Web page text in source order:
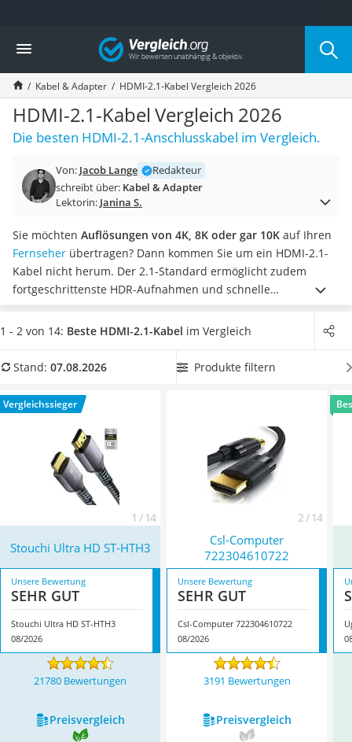
Die beliebtesten Vergleiche nach Kategorie
Elektronik
Powerstation
Monitor 32 Zoll 4K
Fernseher
Drucker
Desktop-PC
Diascanner
Laser-Multifunktionsdrucker
Powerstation mit Solarpanel
Gaming-PC
Soundbar
17-Zoll-Laptop
Satellitenschüssel
Gaming-Headset
Tablets unter 200 Euro
Lichtwecker
Acer Aspire
Vergleich
Kabel & Adapter HDMI-2.1-Kabel Vergleich 2026
HDMI-2.1-Kabel Vergleich 2026
Die besten HDMI-2.1-Anschlusskabel im Vergleich.
Von: Jacob Lange
Redakteur
schreibt über: Kabel & Adapter
Lektorin: Janina S.
Sie möchten Auflösungen von 4K, 8K oder gar 10K auf Ihren
Fernseher übertragen? Dann kommen Sie um ein HDMI-2.1-
Kabel nicht herum. Der 2.1-Standard ermöglicht zudem
fortgeschrittenste HDR-Aufnahmen und schnelle
Übertragungsraten von 48 Gbit/s. Diverse Online-Tests zeigen
zudem, dass die Kabel auch 3D-fähig sind und
können. Wählen Sie jetzt ein Textilkabel aus der
Überzeugt hat uns hier im August 2026 besonders das
ModellStouchi Ultra HD ST-HTH3 mit seinen Eigenschaften.
1 - 2 von 14: Beste HDMI-2.1-Kabel im Vergleich
Stand: 07.08.2026 Produkte filtern
Vergleichssieger
1 / 14 2 / 14
Stouchi Ultra HD ST-HTH3
Csl-Computer
722304610722
Unsere Bewertung
SEHR GUT
Stouchi Ultra HD ST-HTH3
08/2026
Unsere Bewertung
SEHR GUT
Csl-Computer 722304610722
08/2026
21780 Bewertungen 3191 Bewertungen
Preis­vergleich Preis­vergleich